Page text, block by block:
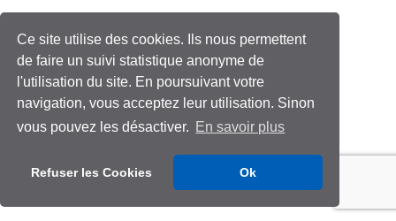
Ce site utilise des cookies. Ils nous permettent
de faire un suivi statistique anonyme de
l'utilisation du site. En poursuivant votre
navigation, vous acceptez leur utilisation. Sinon
vous pouvez les désactiver. En savoir plus
Refuser les Cookies Ok